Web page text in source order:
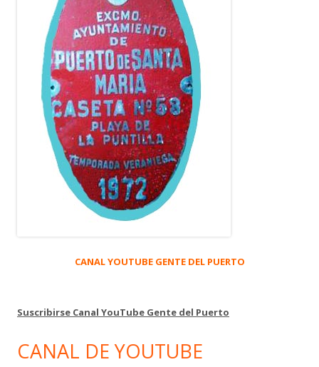
CANAL YOUTUBE GENTE DEL PUERTO
Suscribirse Canal YouTube Gente del Puerto
CANAL DE YOUTUBE